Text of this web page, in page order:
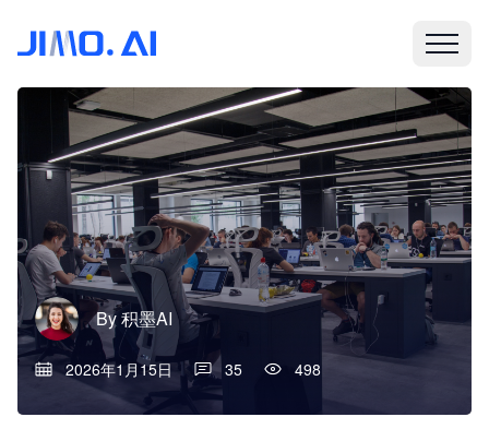
By积墨AI
2026年1月15日 35 498